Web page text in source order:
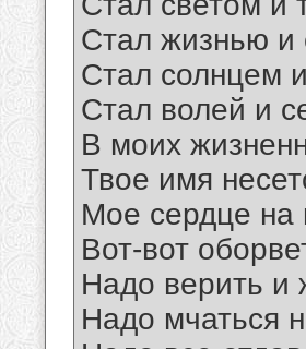
Стал жизнью и
Стал солнцем
Стал волей и
В моих
Твое имя
Мое сердце на
Вот-вот
Надо верить и
Надо мчаться